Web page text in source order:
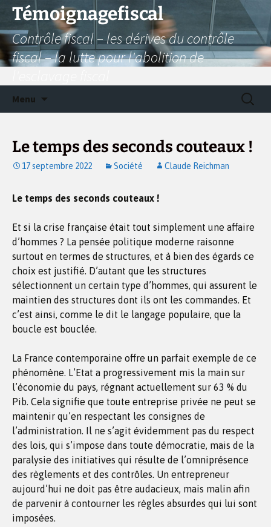
Aller
contenu
Témoignagefiscal
Contrôle fiscal – les dérives du contrôle
fiscal – la lutte pour l'abolition de
Menu
Le temps des seconds couteaux !
17 septembre 2022 Société Claude Reichman
Le temps des seconds couteaux !
Et si la crise française était tout simplement une affaire
d’hommes ? La pensée politique moderne raisonne
surtout en termes de structures, et à bien des égards ce
choix est justifié. D’autant que les structures
sélectionnent un certain type d’hommes, qui assurent le
maintien des structures dont ils ont les commandes. Et
c’est ainsi, comme le dit le langage populaire, que la
boucle est bouclée.
La France contemporaine offre un parfait exemple de ce
phénomène. L’Etat a progressivement mis la main sur
l’économie du pays, régnant actuellement sur 63 % du
Pib. Cela signifie que toute entreprise privée ne peut se
maintenir qu’en respectant les consignes de
l’administration. Il ne s’agit évidemment pas du respect
des lois, qui s’impose dans toute démocratie, mais de la
paralysie des initiatives qui résulte de l’omniprésence
des règlements et des contrôles. Un entrepreneur
aujourd’hui ne doit pas être audacieux, mais malin afin
de parvenir à contourner les règles absurdes qui lui sont
imposées.